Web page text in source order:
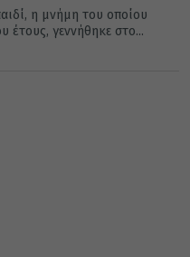
η μνήμη του οποίου
έτους, γεννήθηκε στο...